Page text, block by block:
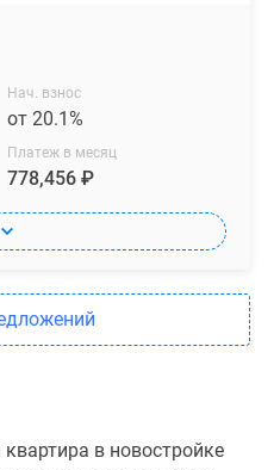
Нач. взнос
от 20.1%
Платеж в месяц
778,456 ₽
в новостройке